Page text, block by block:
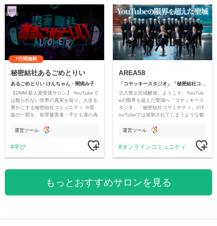
7日間無料
秘密結社あるごめとりい
あるごめとりい けんちゃん・闇病み子
【DMM 新人賞受賞サロン】 YouTubeで
は観られない世界の真実を知り、人生を
豊かにする秘密結社コミュニティ ※収
益の一部を、犯罪被害者・子ども達の為
す運営ツール
学び
AREA58
立入禁止区域解放。ようこそ、YouTub
eの限界を超えた聖域へ「コヤッキース
タジオ」「秘密結社コヤミナティ」のY
ouTubeでは規制されてしまうような都
公開。
運営ツール
オンラインコミュニティ
もっとおすすめサロンを見る